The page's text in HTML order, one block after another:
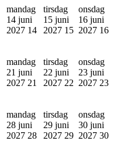
mandag
14 juni
2027 14
tirsdag
15 juni
2027 15
onsdag
16 juni
2027 16
mandag
21 juni
2027 21
tirsdag
22 juni
2027 22
onsdag
23 juni
2027 23
mandag
28 juni
2027 28
tirsdag
29 juni
2027 29
onsdag
30 juni
2027 30